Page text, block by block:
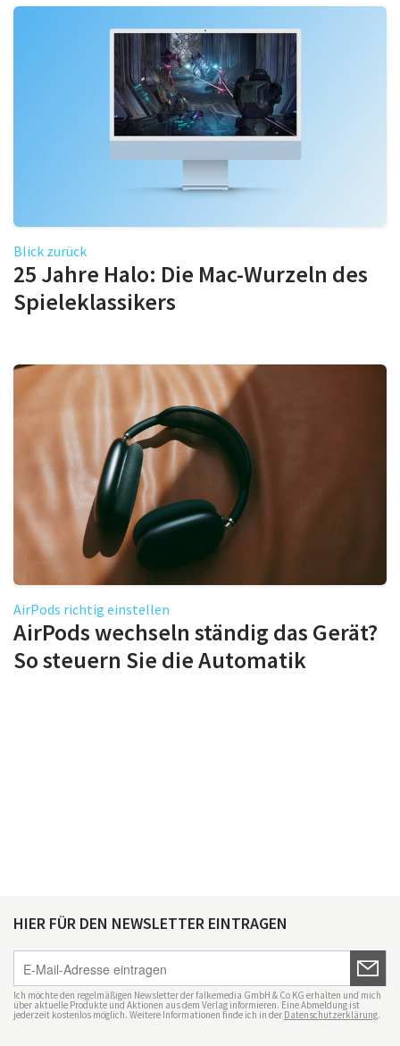
Blick zurück
25 Jahre Halo: Die Mac-Wurzeln des
Spieleklassikers
AirPods richtig einstellen
AirPods wechseln ständig das Gerät?
So steuern Sie die Automatik
HIER FÜR DEN NEWSLETTER EINTRAGEN
Ich möchte den regelmäßigen Newsletter der falkemedia GmbH & Co KG erhalten und mich
über aktuelle Produkte und Aktionen aus dem Verlag informieren. Eine Abmeldung ist
jederzeit kostenlos möglich. Weitere Informationen finde ich in der Datenschutzerklärung.